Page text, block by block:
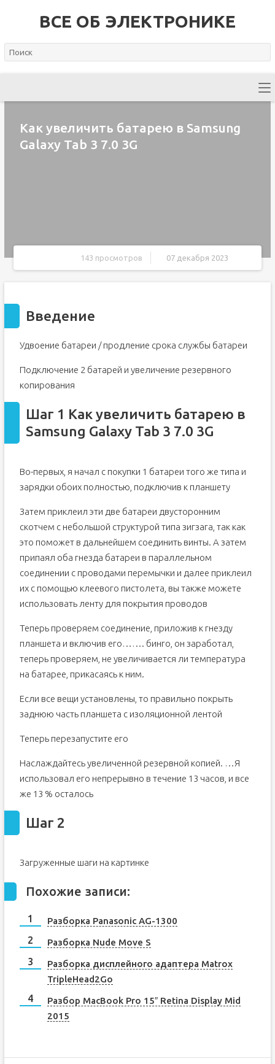
ВСЕ ОБ ЭЛЕКТРОНИКЕ
Как увеличить батарею в Samsung
Galaxy Tab 3 7.0 3G
143 просмотров 07 декабря 2023
Введение
Удвоение батареи / продление срока службы батареи
Подключение 2 батарей и увеличение резервного
копирования
Шаг 1 Как увеличить батарею в
Samsung Galaxy Tab 3 7.0 3G
Во-первых, я начал с покупки 1 батареи того же типа и
зарядки обоих полностью, подключив к планшету
Затем приклеил эти две батареи двусторонним
скотчем с небольшой структурой типа зигзага, так как
это поможет в дальнейшем соединить винты. А затем
припаял оба гнезда батареи в параллельном
соединении с проводами перемычки и далее приклеил
их с помощью клеевого пистолета, вы также можете
использовать ленту для покрытия проводов
Теперь проверяем соединение, приложив к гнезду
планшета и включив его……. бинго, он заработал,
теперь проверяем, не увеличивается ли температура
на батарее, прикасаясь к ним.
Если все вещи установлены, то правильно покрыть
заднюю часть планшета с изоляционной лентой
Теперь перезапустите его
Наслаждайтесь увеличенной резервной копией. …Я
использовал его непрерывно в течение 13 часов, и все
же 13 % осталось
Шаг 2
Загруженные шаги на картинке
Похожие записи:
Разборка Panasonic AG-1300
Разборка Nude Move S
Разборка дисплейного адаптера Matrox
TripleHead2Go
Разбор MacBook Pro 15″ Retina Display Mid
2015